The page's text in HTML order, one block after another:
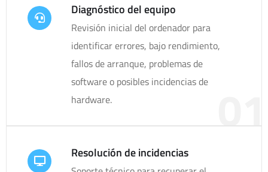
01
Diagnóstico del equipo
Revisión inicial del ordenador para
identificar errores, bajo rendimiento,
fallos de arranque, problemas de
software o posibles incidencias de
hardware.
Resolución de incidencias